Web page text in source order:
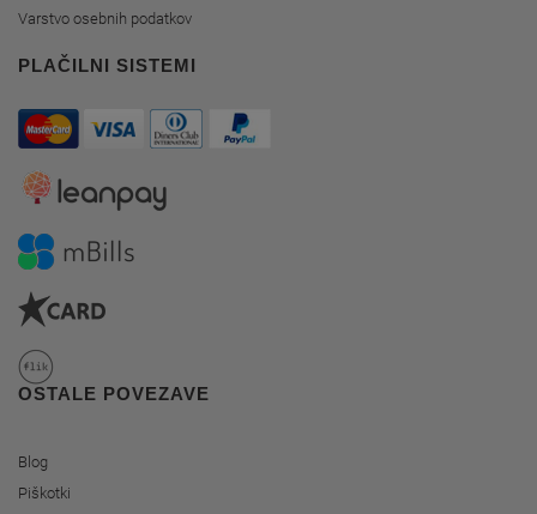
Varstvo osebnih podatkov
PLAČILNI SISTEMI
OSTALE POVEZAVE
Blog
Piškotki